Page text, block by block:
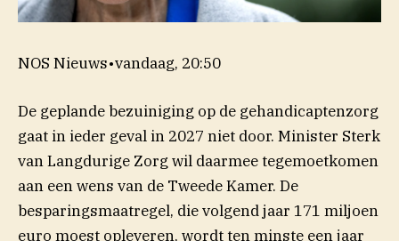
NOS Nieuws•vandaag, 20:50
De geplande bezuiniging op de gehandicaptenzorg
gaat in ieder geval in 2027 niet door. Minister Sterk
van Langdurige Zorg wil daarmee tegemoetkomen
aan een wens van de Tweede Kamer. De
besparingsmaatregel, die volgend jaar 171 miljoen
euro moest opleveren, wordt ten minste een jaar